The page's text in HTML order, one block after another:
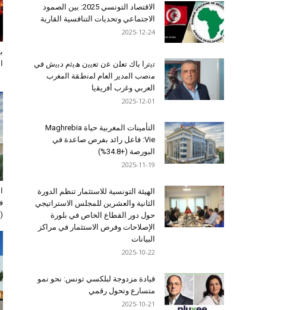
الاقتصاد التونسي 2025: بين الصمود
الاجتماعي وتحديات التنافسية القارية
2025-12-24
ﺗﯾﺗرا ﺑﺎك ﺗﻌﻠن ﻋن ﺗﻌﯾﯾن ھﯾﺛم دﺑﯾش ﻓﻲ
ﻣﻧﺻب اﻟﻣدﯾر اﻟﻌﺎم ﻟﻣﻧطﻘﺔ اﻟﻣﻐرب
اﻟﻌرﺑﻲ وﻏرب أﻓرﯾﻘﯾﺎ
2025-12-01
التأمينات المغربية حياة Maghrebia
Vie: فاعل رائد بفرص صاعدة في
البورصة (+34.8%)
2025-11-19
الهيئة التونسية للاستثمار تنظم الدورة
الثانية والعشرين للمجلس الاستراتيجي
حول دور القطاع الخاص في بلورة
الإصلاحات وفرص الاستثمار في مراكز
البيانات
2025-10-22
قيادة مزدوجة لبلكسي تونس: نحو نمو
متسارع وتحول رقمي
2025-10-21